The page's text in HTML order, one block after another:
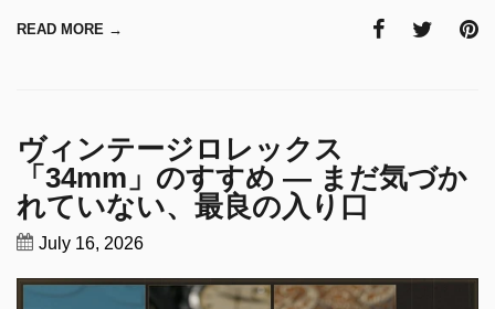
READ MORE →
ヴィンテージロレックス
「34mm」のすすめ ― まだ気づか
れていない、最良の入り口
July 16, 2026